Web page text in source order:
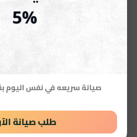
صيانة سريعه في نفس اليوم
طلب صيانة
يمتلك الخبرة والأدوات المناسبة هو
مركز صيانة بوتاجازات أريستون
صيانة بوتاجازات أريستون الساحل
عندما يتعرض بوتاجاز أريستون لأي